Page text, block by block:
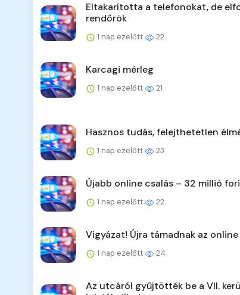
Eltakarította a telefonokat, de
rendőrök
1 nap ezelőtt 22
Karcagi mérleg
1 nap ezelőtt 21
Hasznos tudás, felejthetetlen
1 nap ezelőtt 23
Újabb online csalás – 32 millió
1 nap ezelőtt 22
Vigyázat! Újra támadnak az
1 nap ezelőtt 24
Az utcáról gyűjtötték be a VII.